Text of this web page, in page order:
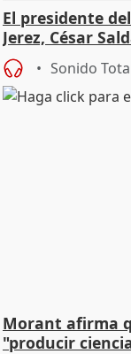
El presidente
Jerez, César
Sonido
Morant afirma
"producir